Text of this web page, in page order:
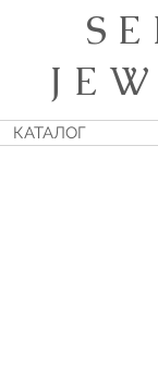
S
J E
КАТАЛОГ